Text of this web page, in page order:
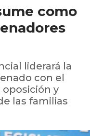
como
liderará la
con el
y
las familias